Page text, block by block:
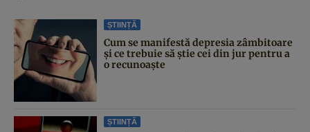
ȘTIINȚĂ
Cum se manifestă depresia zâmbitoare
și ce trebuie să știe cei din jur pentru a
o recunoaște
ȘTIINȚĂ